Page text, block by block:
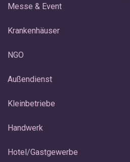
Messe & Event
Krankenhäuser
NGO
Außendienst
Kleinbetriebe
Handwerk
Hotel/Gastgewerbe